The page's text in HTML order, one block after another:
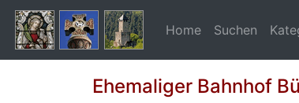
Home Suchen
Ehemaliger Bahnhof